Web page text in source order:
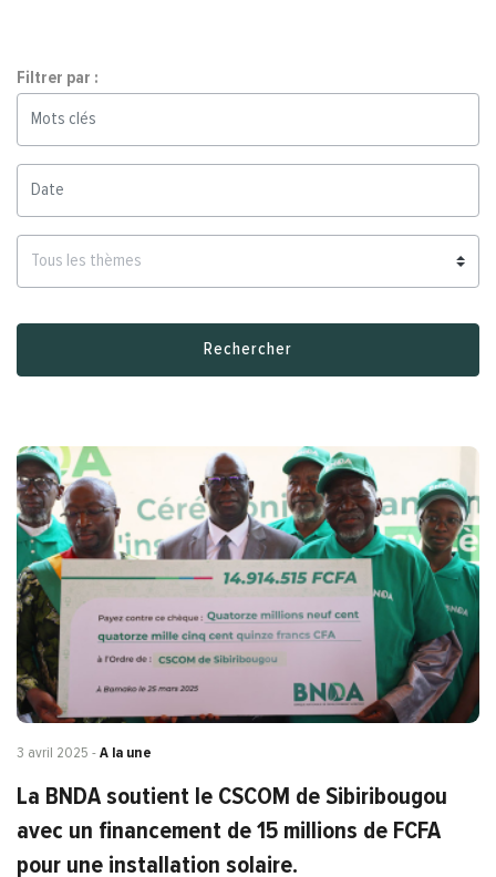
Filtrer par :
Rechercher
3 avril 2025 - A la une
La BNDA soutient le CSCOM de Sibiribougou
avec un financement de 15 millions de FCFA
pour une installation solaire.